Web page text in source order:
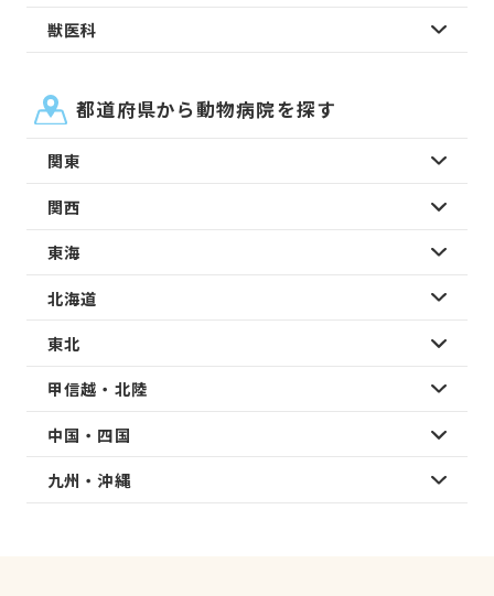
獣医科
都道府県から動物病院を探す
関東
関西
東海
北海道
東北
甲信越・北陸
中国・四国
九州・沖縄